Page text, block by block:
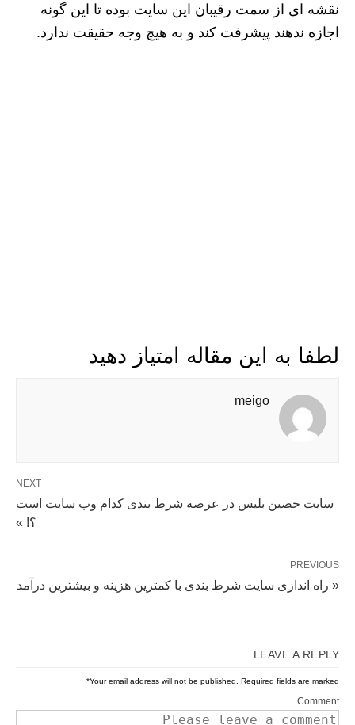
نقشه ای از سمت رقیبان این سایت بوده تا این گونه
اجازه ندهند پیشرفت کند و به هیچ وجه حقیقت ندارد.
لطفا به این مقاله امتیاز دهید
meigo
NEXT
سایت حصین بلیس در عرصه شرط بندی کدام وب سایت است
؟! »
PREVIOUS
« راه اندازی سایت شرط بندی با کمترین هزینه و بیشترین درآمد
LEAVE A REPLY
Your email address will not be published. Required fields are marked
*
Comment